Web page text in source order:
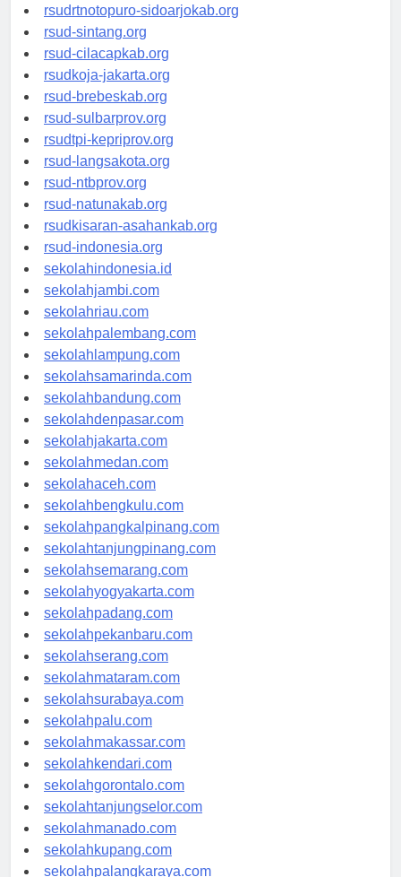
rsudksa-depok.org
rsudrtnotopuro-sidoarjokab.org
rsud-sintang.org
rsud-cilacapkab.org
rsudkoja-jakarta.org
rsud-brebeskab.org
rsud-sulbarprov.org
rsudtpi-kepriprov.org
rsud-langsakota.org
rsud-ntbprov.org
rsud-natunakab.org
rsudkisaran-asahankab.org
rsud-indonesia.org
sekolahindonesia.id
sekolahjambi.com
sekolahriau.com
sekolahpalembang.com
sekolahlampung.com
sekolahsamarinda.com
sekolahbandung.com
sekolahdenpasar.com
sekolahjakarta.com
sekolahmedan.com
sekolahaceh.com
sekolahbengkulu.com
sekolahpangkalpinang.com
sekolahtanjungpinang.com
sekolahsemarang.com
sekolahyogyakarta.com
sekolahpadang.com
sekolahpekanbaru.com
sekolahserang.com
sekolahmataram.com
sekolahsurabaya.com
sekolahpalu.com
sekolahmakassar.com
sekolahkendari.com
sekolahgorontalo.com
sekolahtanjungselor.com
sekolahmanado.com
sekolahkupang.com